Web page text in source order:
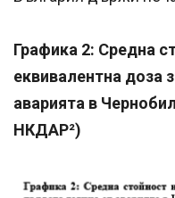
Графика 2: Средна
еквивалентна доза
аварията в
НКДАР²)